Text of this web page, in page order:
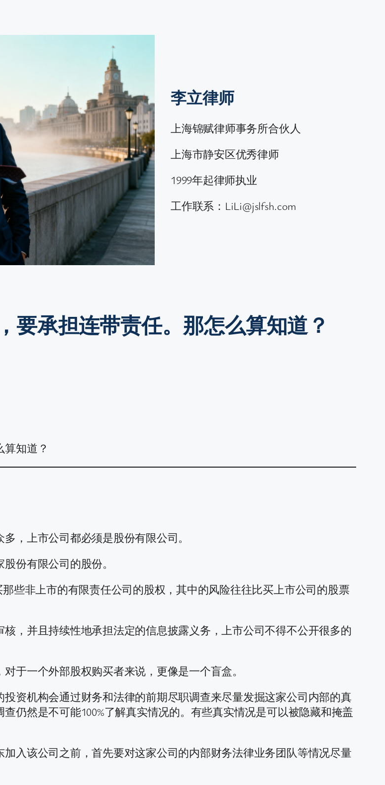
李立律师
上海锦赋律师事务所合伙人
上海市静安区优秀律师
1999年起律师执业
工作联系：LiLi@jslfsh.com
要承担连带责任。那怎么算知道？
知道？
，上市公司都必须是股份有限公司。
份有限公司的股份。
些非上市的有限责任公司的股权，其中的风险往往比买上市公司的股票
，并且持续性地承担法定的信息披露义务，上市公司不得不公开很多的
于一个外部股权购买者来说，更像是一个盲盒。
资机构会通过财务和法律的前期尽职调查来尽量发掘这家公司内部的真
仍然是不可能100%了解真实情况的。有些真实情况是可以被隐藏和掩盖
入该公司之前，首先要对这家公司的内部财务法律业务团队等情况尽量